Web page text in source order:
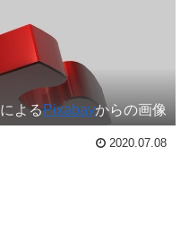
によるPixabayからの画像
2020.07.08